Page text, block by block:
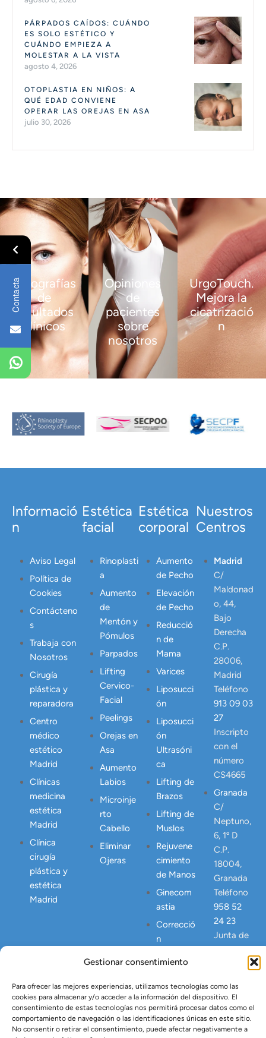
Gestionar consentimiento
Para ofrecer las mejores experiencias, utilizamos tecnologías como las
cookies para almacenar y/o acceder a la información del dispositivo. El
consentimiento de estas tecnologías nos permitirá procesar datos como el
comportamiento de navegación o las identificaciones únicas en este sitio.
No consentir o retirar el consentimiento, puede afectar negativamente a
PÁRPADOS CAÍDOS: CUÁNDO
ES SOLO ESTÉTICO Y
CUÁNDO EMPIEZA A
MOLESTAR A LA VISTA
agosto 4, 2026
OTOPLASTIA EN NIÑOS: A
QUÉ EDAD CONVIENE
OPERAR LAS OREJAS EN ASA
julio 30, 2026
Contacta
Fotografías
de
resultados
clínicos
VER
MÁS
Opiniones
de
pacientes
sobre
nosotros
VER
MÁS
UrgoTouch.
Mejora la
cicatrizació
n
VER
MÁS
Informació
n
Aviso Legal
Política de
Cookies
Contácteno
s
Trabaja con
Nosotros
Cirugía
plástica y
reparadora
Centro
médico
estético
Madrid
Clínicas
medicina
estética
Madrid
Clínica
cirugía
plástica y
estética
Madrid
Estética
facial
Rinoplasti
a
Aumento
de
Mentón y
Pómulos
Parpados
Lifting
Cervico-
Facial
Peelings
Orejas en
Asa
Aumento
Labios
Microinje
rto
Cabello
Eliminar
Ojeras
Estética
corporal
Aumento
de Pecho
Elevación
de Pecho
Reducció
n de
Mama
Varices
Liposucci
ón
Liposucci
ón
Ultrasóni
ca
Lifting de
Brazos
Lifting de
Muslos
Rejuvene
cimiento
de Manos
Ginecom
astia
Correcció
n
Postpart
Lipo
Vaser
Tratamien
Nuestros
Centros
Madrid
C/
Maldonad
o, 44,
Bajo
Derecha
C.P.
28006,
Madrid
Teléfono
913 09 03
27
Inscripto
con el
número
CS4665
Granada
C/
Neptuno,
6, 1º D
C.P.
18004,
Granada
Teléfono
958 52
24 23
Junta de
Andalucia